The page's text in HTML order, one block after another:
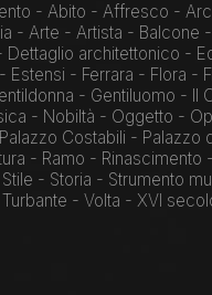
- Abito - Affresco -
- Arte - Artista - Balcone
Dettaglio architettonico -
Estensi - Ferrara - Flora -
- Gentiluomo - Il
- Nobiltà - Oggetto -
Costabili - Palazzo
- Ramo - Rinascimento
- Storia - Strumento
- Volta - XVI